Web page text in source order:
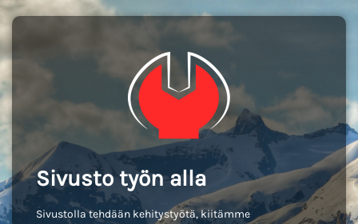
Sivusto työn alla
Sivustolla tehdään kehitystyötä, kiitämme